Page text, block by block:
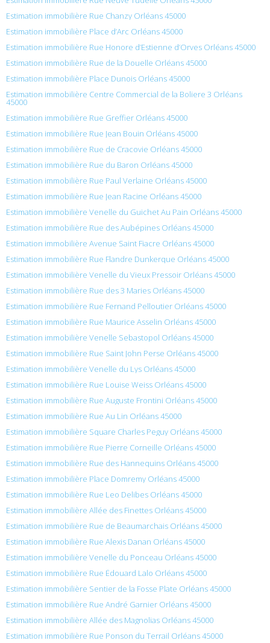
Estimation immobilière Rue Chanzy Orléans 45000
Estimation immobilière Place d’Arc Orléans 45000
Estimation immobilière Rue Honore d’Estienne d’Orves Orléans 45000
Estimation immobilière Rue de la Douelle Orléans 45000
Estimation immobilière Place Dunois Orléans 45000
Estimation immobilière Centre Commercial de la Boliere 3 Orléans
45000
Estimation immobilière Rue Greffier Orléans 45000
Estimation immobilière Rue Jean Bouin Orléans 45000
Estimation immobilière Rue de Cracovie Orléans 45000
Estimation immobilière Rue du Baron Orléans 45000
Estimation immobilière Rue Paul Verlaine Orléans 45000
Estimation immobilière Rue Jean Racine Orléans 45000
Estimation immobilière Venelle du Guichet Au Pain Orléans 45000
Estimation immobilière Rue des Aubépines Orléans 45000
Estimation immobilière Avenue Saint Fiacre Orléans 45000
Estimation immobilière Rue Flandre Dunkerque Orléans 45000
Estimation immobilière Venelle du Vieux Pressoir Orléans 45000
Estimation immobilière Rue des 3 Maries Orléans 45000
Estimation immobilière Rue Fernand Pelloutier Orléans 45000
Estimation immobilière Rue Maurice Asselin Orléans 45000
Estimation immobilière Venelle Sebastopol Orléans 45000
Estimation immobilière Rue Saint John Perse Orléans 45000
Estimation immobilière Venelle du Lys Orléans 45000
Estimation immobilière Rue Louise Weiss Orléans 45000
Estimation immobilière Rue Auguste Frontini Orléans 45000
Estimation immobilière Rue Au Lin Orléans 45000
Estimation immobilière Square Charles Peguy Orléans 45000
Estimation immobilière Rue Pierre Corneille Orléans 45000
Estimation immobilière Rue des Hannequins Orléans 45000
Estimation immobilière Place Domremy Orléans 45000
Estimation immobilière Rue Leo Delibes Orléans 45000
Estimation immobilière Allée des Finettes Orléans 45000
Estimation immobilière Rue de Beaumarchais Orléans 45000
Estimation immobilière Rue Alexis Danan Orléans 45000
Estimation immobilière Venelle du Ponceau Orléans 45000
Estimation immobilière Rue Édouard Lalo Orléans 45000
Estimation immobilière Sentier de la Fosse Plate Orléans 45000
Estimation immobilière Rue André Garnier Orléans 45000
Estimation immobilière Allée des Magnolias Orléans 45000
Estimation immobilière Rue Ponson du Terrail Orléans 45000